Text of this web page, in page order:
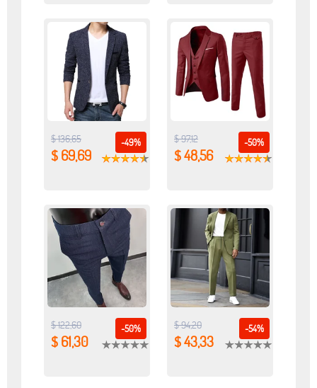
-49%
$ 136,65
$ 69,69
-50%
$ 97,12
$ 48,56
-50%
$ 122,60
$ 61,30
-54%
$ 94,20
$ 43,33